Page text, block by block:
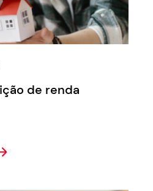
de renda